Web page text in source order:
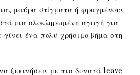
μαύρα στίγματα ή φραγμένους
μια ολοκληρωμένη αγωγή για
ένα πολύ χρήσιμο βήμα στη
ξεκινήσεις με πιο δυνατά leave-